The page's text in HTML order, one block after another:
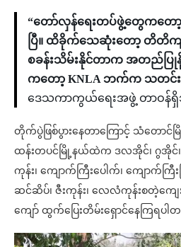
“တော်လှန်ရေးတပ်ဖွဲ့တွေကတေ
ပြီ။ ထိခိုက်သေဆုံးတော့ တိတိက
စခန်းသိမ်းနိုင်တာက အတည်ပ
ကတော့ KNLA ဘက်က သတင်
ဒေသကာကွယ်ရေးအဖွဲ့ တာဝန်ရှိ
တိုက်ပွဲဖြစ်ပွားနေတာကြောင့် သံတော
ထန်းတပင်မြို့နယ်ထဲက ဒလအိုင်၊ ဂွအိုင်၊ အ
ကုန်း၊ ကျောက်ကြီးပေါက်၊ ကျောက်က
ဆင်ဆိပ်၊ ဇီးကုန်း၊ လေလံကုန်းစတဲ့ကျ
ကျော် ထွက်ပြေးတိမ်းရှောင်နေကြရပါ